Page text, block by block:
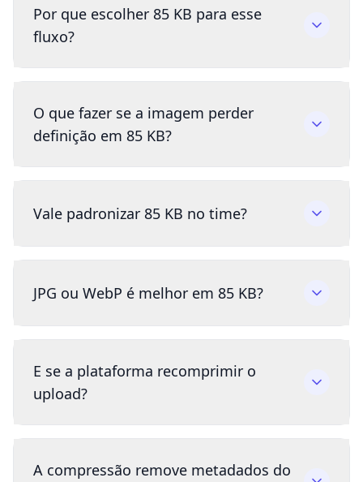
Por que escolher 85 KB para esse
fluxo?
O que fazer se a imagem perder
definição em 85 KB?
Vale padronizar 85 KB no time?
JPG ou WebP é melhor em 85 KB?
E se a plataforma recomprimir o
upload?
A compressão remove metadados do